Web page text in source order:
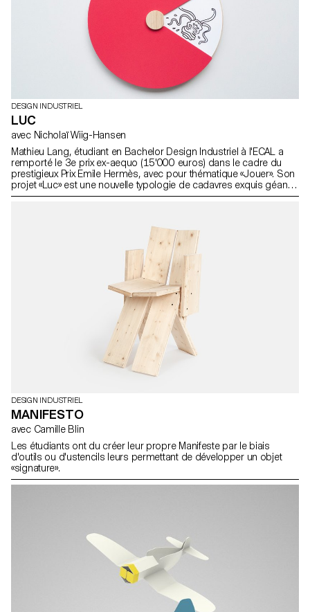
DESIGN INDUSTRIEL
LUC
avec Nicholaï Wiig-Hansen
Mathieu Lang, étudiant en Bachelor Design Industriel à l'ECAL a
remporté le 3e prix ex-aequo (15'000 euros) dans le cadre du
prestigieux Prix Emile Hermès, avec pour thématique «Jouer». Son
projet «Luc» est une nouvelle typologie de cadavres exquis géants.
Projet réalisé dans le cadre du Prix Emile Hermès avec le soutien
DESIGN INDUSTRIEL
MANIFESTO
avec Camille Blin
Les étudiants ont du créer leur propre Manifeste par le biais
d'outils ou d'ustencils leurs permettant de développer un objet
«signature».